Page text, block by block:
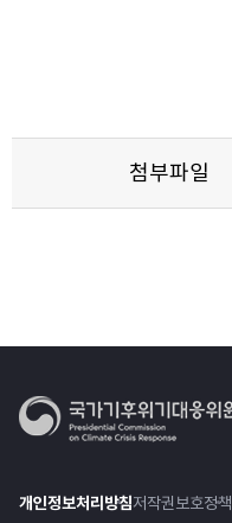
첨부파일
개인정보처리방침저작권보호정책